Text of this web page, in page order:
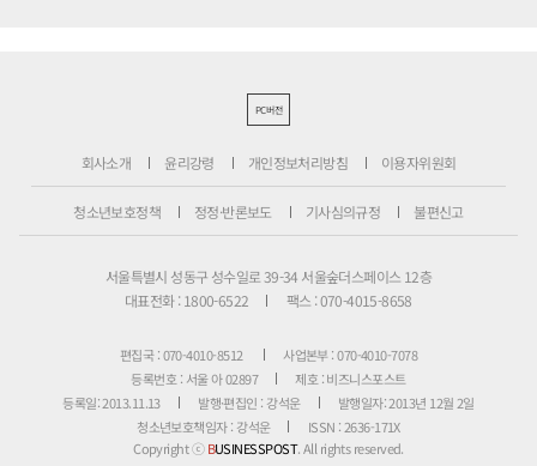
PC버전
회사소개 윤리강령 개인정보처리방침 이용자위원회
청소년보호정책 정정·반론보도 기사심의규정 불편신고
서울특별시 성동구 성수일로 39-34 서울숲더스페이스 12층
대표전화 : 1800-6522
팩스 : 070-4015-8658
편집국 : 070-4010-8512
사업본부 : 070-4010-7078
등록번호 : 서울 아 02897
제호 : 비즈니스포스트
등록일: 2013.11.13
발행·편집인 : 강석운
발행일자: 2013년 12월 2일
청소년보호책임자 : 강석운
ISSN : 2636-171X
Copyright ⓒBUSINESSPOST. All rights reserved.